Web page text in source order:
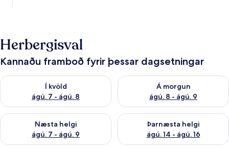
Herbergisval
Kannaðu framboð fyrir þessar dagsetningar
Í kvöld
ágú. 7 - ágú. 8
Athuga framboð í kvöld ágú. 7 - ágú. 8
Á morgun
ágú. 8 - ágú. 9
Athuga framboð á morgun
Næsta helgi
ágú. 7 - ágú. 9
Athuga framboð næstu helgi ágú. 7 - ágú. 9
Þarnæsta helgi
ágú. 14 - ágú. 16
Athuga framboð þarnæstu